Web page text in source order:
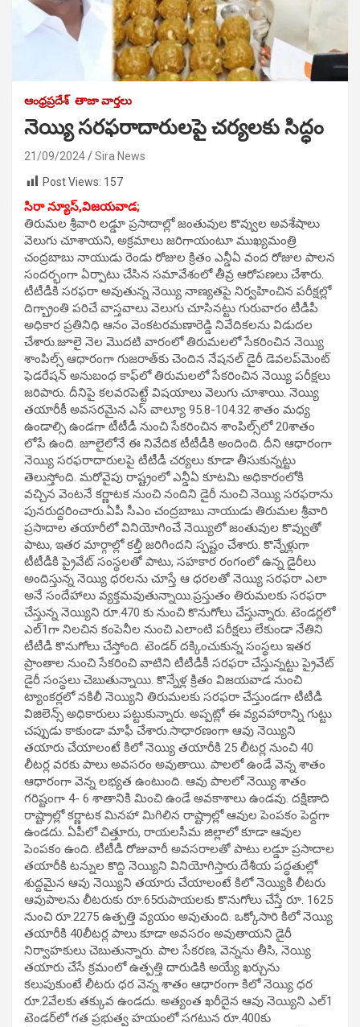
ఆంధ్రప్రదేశ్ తాజా వార్తలు
నెయ్యి సరఫరాదారులపై చర్యలకు సిద్ధం
21/09/2024
Sira News
Post Views: 157
సిరా న్యూస్,విజయవాడ;
తిరుమల శ్రీవారి లడ్డూ ప్రసాదాల్లో జంతువుల కొవ్వుల అవశేషాలు
వెలుగు చూశాయని, అక్రమాలు జరిగాయంటూ ముఖ్యమంత్రి
చంద్రబాబు నాయుడు రెండు రోజుల క్రితం ఎన్డీఏ వంద రోజుల పాలన
సందర్భంగా ఏర్పాటు చేసిన సమావేశంలో తీవ్ర ఆరోపణలు చేశారు.
టీటీడీకి సరఫరా అవుతున్న నెయ్యి నాణ్యతపై నిర్వహించిన పరీక్షల్లో
దిగ్బ్రాంతి పరిచే వాస్తవాలు వెలుగు చూసినట్టు గురువారం టీడీపీ
అధికార ప్రతినిధి ఆనం వెంకటరమణారెడ్డి నివేదికలను విడుదల
చేశారు.జూలై నెల మొదటి వారంలో తిరుమలలో సేకరించిన నెయ్యి
శాంపిల్స్‌ ఆధారంగా గుజరాత్‌కు చెందిన నేషనల్ డైరీ డెవలప్‌మెంట్‌
ఫెడరేషన్‌ అనుబంధ కాఫ్‌లో తిరుమలలో సేకరించిన నెయ్యి పరీక్షలు
జరిపారు. దీనిపై కలవరపెట్టే విషయాలు వెలుగు చూశాయి. నెయ్యి
తయారీకీ అవసరమైన ఎస్‌ వాల్యూ 95.8-104.32 శాతం మధ్య
ఉండాల్సి ఉండగా టీటీడీ నుంచి సేకరించిన శాంపిల్స్‌లో 20శాతం
లోపే ఉంది. జూలైలోనే ఈ నివేదిక టీటీడీకి అందింది. దీని ఆధారంగా
నెయ్యి సరఫరాదారులపై టీటీడీ చర్యలు కూడా తీసుకున్నట్టు
తెలుస్తోంది. మరోవైపు రాష్ట్రంలో ఎన్డీఏ కూటమి అధికారంలోకి
వచ్చిన వెంటనే కర్ణాటక నుంచి నందిని డైరీ నుంచి నెయ్యి సరఫరాను
పునరుద్దరించారు.ఏపీ సీఎం చంద్రబాబు నాయుడు తిరుమల శ్రీవారి
ప్రసాదాల తయారీలో వినియోగించే నెయ్యిలో జంతువుల కొవ్వుతో
పాటు, ఇతర మార్గాల్లో కల్తీ జరిగిందని స్పష్టం చేశారు. కొన్నేళ్లుగా
టీటీడీకి ప్రైవేట్ సంస్థలతో పాటు, సహకార రంగంలో ఉన్న డైరీలు
అందిస్తున్న నెయ్యి ధరలను చూస్తే ఆ ధరలతో నెయ్యి సరఫరా ఎలా
అనే సందేహాలు వ్యక్తమవుతున్నాయి.ప్రస్తుతం తిరుమలకు సరఫరా
చేస్తున్న నెయ్యిని రూ.470 కు నుంచి కొనుగోలు చేస్తున్నారు. టెండర్లలో
ఎల్‌1గా నిలచిన కంపెనీల నుంచి ఎలాంటి పరీక్షలు లేకుండా నేతిని
టీటీడీ కొనుగోలు చేస్తోంది. టెండర్‌ దక్కించుకున్న సంస్థలు ఇతర
ప్రాంతాల నుంచి సేకరించి వాటిని టీటీడీకీ సరఫరా చేస్తున్నట్టు ప్రైవేట్
డైరీ సంస్థలు చెబుతున్నాయి. కొన్నేళ్ల క్రితం విజయవాడ నుంచి
ట్యాంకర్లలో నకిలీ నెయ్యిని తిరుమలకు సరఫరా చేస్తుండగా టీటీడీ
విజిలెన్స్‌ అధికారులు పట్టుకున్నారు. అప్పట్లో ఈ వ్యవహారాన్ని గుట్టు
చప్పుడు కాకుండా మాఫీ చేశారు.సాధారణంగా ఆవు నెయ్యిని
తయారు చేయాలంటే కిలో నెయ్యి తయారీకి 25 లీటర్ల నుంచి 40
లీటర్ల వరకు పాలు అవసరం అవుతాయి. పాలలో ఉండే వెన్న శాతం
ఆధారంగా వెన్న లభ్యత ఉంటుంది. ఆవు పాలలో నెయ్యి శాతం
గరిష్టంగా 4- 6 శాతానికి మించి ఉండే అవకాశాలు ఉండవు. దక్షిణాది
రాష్ట్రాల్లో కర్ణాటక మినహా మిగిలిన రాష్ట్రాల్లో ఆవుల పెంపకం పెద్దగా
ఉండదు. ఏపీలో చిత్తూరు, రాయలసీమ జిల్లాలో కూడా ఆవుల
పెంపకం ఉంది. టీటీడీ రోజువారీ అవసరాలతో పాటు లడ్డూ ప్రసాదాల
తయారీకి టన్నుల కొద్ది నెయ్యిని వినియోగిస్తారు.దేశీయ పద్ధతుల్లో
శుద్దమైన ఆవు నెయ్యిని తయారు చేయాలంటే కిలో నెయ్యికి లీటరు
ఆవుపాలను లీటరుకు రూ.65రుపాయలకు కొనుగోలు చేస్తే రూ. 1625
నుంచి రూ.2275 ఉత్పత్తి వ్యయం అవుతుంది. ఒక్కోసారి కిలో నెయ్యి
తయారీకి 40లీటర్ల పాలు కూడా అవసరం అవుతాయని డైరీ
నిర్వాహకులు చెబుతున్నారు. పాల సేకరణ, వెన్నను తీసి, నెయ్యి
తయారు చేసే క్రమంలో ఉత్పత్తి దారుడికి అయ్యే ఖర్చును
కలుపుకుంటే లీటరు ధర వెన్న శాతం ఆధారంగా కిలో నెయ్యి ధర
రూ.2వేలకు తక్కువ ఉండదు. అత్యంత ఖరీదైన ఆవు నెయ్యిని ఎల్‌1
టెండర్‌లో గత ప్రభుత్వ హయంలో సగటున రూ.400కు